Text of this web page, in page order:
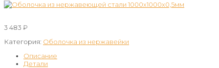
3 483 ₽
Категория: Оболочка из нержавейки
Описание
Детали